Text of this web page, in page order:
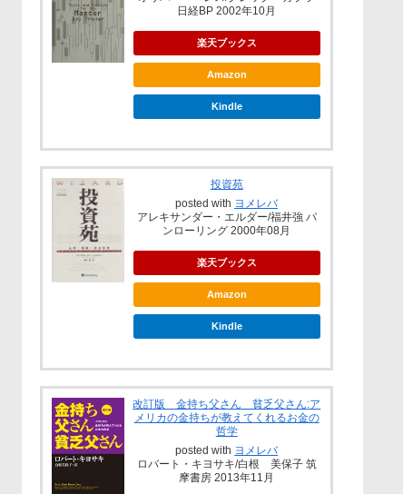
日経BP 2002年10月
楽天ブックス
Amazon
Kindle
投資苑
posted with ヨメレバ
アレキサンダー・エルダー/福井強 パ
ンローリング 2000年08月
楽天ブックス
Amazon
Kindle
改訂版 金持ち父さん 貧乏父さん:ア
メリカの金持ちが教えてくれるお金の
哲学
posted with ヨメレバ
ロバート・キヨサキ/白根 美保子 筑
摩書房 2013年11月